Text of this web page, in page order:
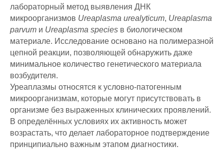
лабораторный метод выявления ДНК
микроорганизмов Ureaplasma urealyticum, Ureaplasma
parvum и Ureaplasma species в биологическом
материале. Исследование основано на полимеразной
цепной реакции, позволяющей обнаружить даже
минимальное количество генетического материала
возбудителя.
Уреаплазмы относятся к условно-патогенным
микроорганизмам, которые могут присутствовать в
организме без выраженных клинических проявлений.
В определённых условиях их активность может
возрастать, что делает лабораторное подтверждение
принципиально важным этапом диагностики.